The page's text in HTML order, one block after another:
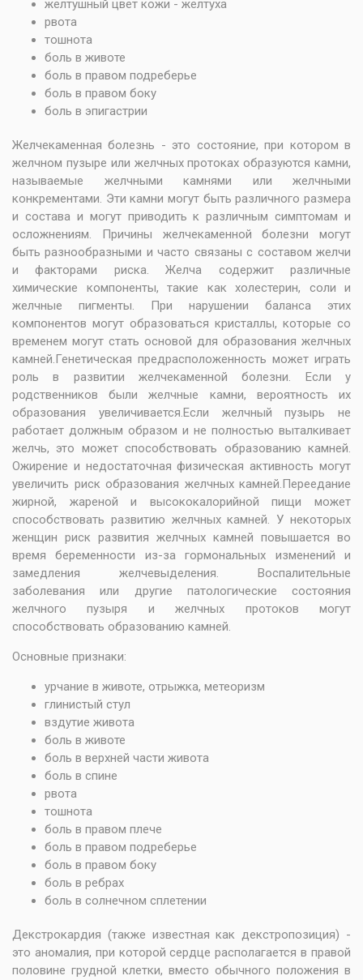
желтушный цвет кожи - желтуха
рвота
тошнота
боль в животе
боль в правом подреберье
боль в правом боку
боль в эпигастрии
Желчекаменная болезнь - это состояние, при котором в
желчном пузыре или желчных протоках образуются камни,
называемые желчными камнями или желчными
конкрементами. Эти камни могут быть различного размера
и состава и могут приводить к различным симптомам и
осложнениям. Причины желчекаменной болезни могут
быть разнообразными и часто связаны с составом желчи
и факторами риска. Желча содержит различные
химические компоненты, такие как холестерин, соли и
желчные пигменты. При нарушении баланса этих
компонентов могут образоваться кристаллы, которые со
временем могут стать основой для образования желчных
камней.Генетическая предрасположенность может играть
роль в развитии желчекаменной болезни. Если у
родственников были желчные камни, вероятность их
образования увеличивается.Если желчный пузырь не
работает должным образом и не полностью выталкивает
желчь, это может способствовать образованию камней.
Ожирение и недостаточная физическая активность могут
увеличить риск образования желчных камней.Переедание
жирной, жареной и высококалорийной пищи может
способствовать развитию желчных камней. У некоторых
женщин риск развития желчных камней повышается во
время беременности из-за гормональных изменений и
замедления желчевыделения. Воспалительные
заболевания или другие патологические состояния
желчного пузыря и желчных протоков могут
способствовать образованию камней.
Основные признаки:
урчание в животе, отрыжка, метеоризм
глинистый стул
вздутие живота
боль в животе
боль в верхней части живота
боль в спине
рвота
тошнота
боль в правом плече
боль в правом подреберье
боль в правом боку
боль в ребрах
боль в солнечном сплетении
Декстрокардия (также известная как декстропозиция) -
это аномалия, при которой сердце располагается в правой
половине грудной клетки, вместо обычного положения в